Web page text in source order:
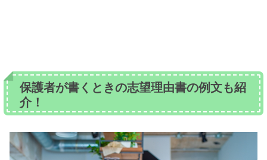
保護者が書くときの志望理由書の例文も紹
介！